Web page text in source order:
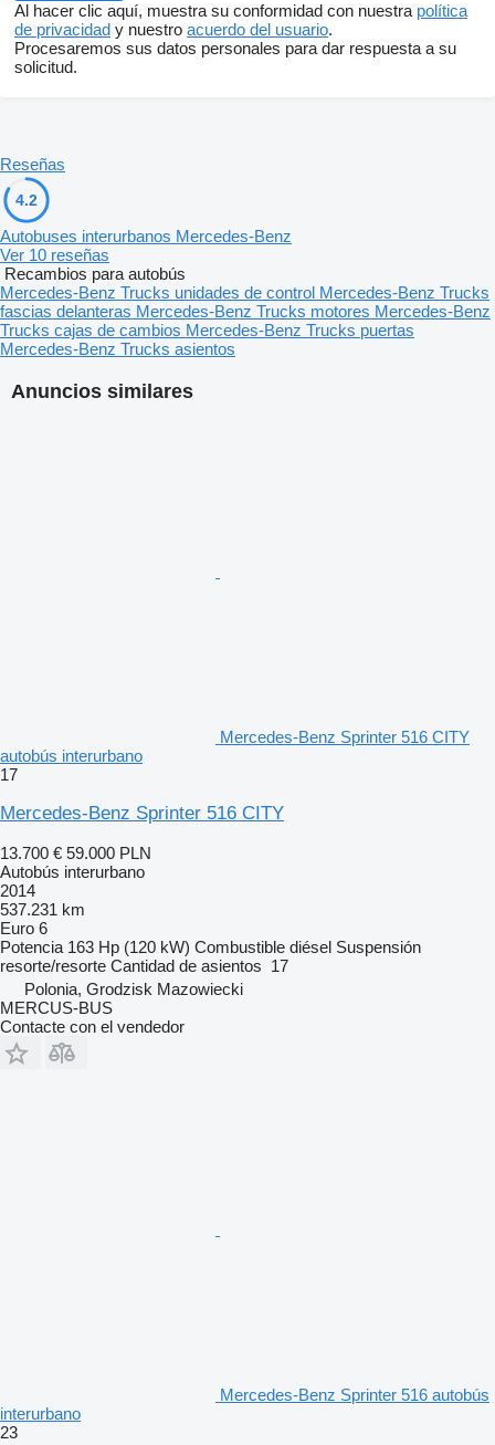
Al hacer clic aquí, muestra su conformidad con nuestra política
de privacidad y nuestro acuerdo del usuario.
Procesaremos sus datos personales para dar respuesta a su
solicitud.
Anuncios similares
Mercedes-Benz Sprinter 516 CITY
autobús interurbano
17
Mercedes-Benz Sprinter 516 CITY
13.700 € 59.000 PLN
Autobús interurbano
2014
537.231 km
Euro 6
Potencia 163 Hp (120 kW) Combustible diésel Suspensión
resorte/resorte Cantidad de asientos 17
Polonia, Grodzisk Mazowiecki
MERCUS-BUS
Contacte con el vendedor
Mercedes-Benz Sprinter 516 autobús
interurbano
23
Reseñas
4.2
Autobuses interurbanos Mercedes-Benz
Ver 10 reseñas
Recambios para autobús
Mercedes-Benz Trucks unidades de control Mercedes-Benz Trucks
fascias delanteras Mercedes-Benz Trucks motores Mercedes-Benz
Trucks cajas de cambios Mercedes-Benz Trucks puertas
Mercedes-Benz Trucks asientos